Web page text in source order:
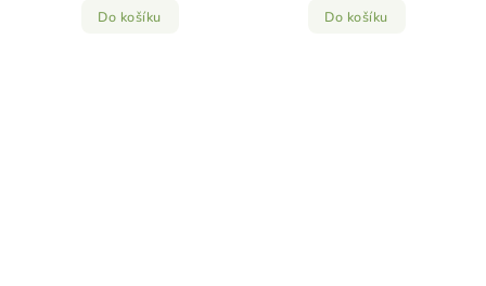
Do košíku Do košíku